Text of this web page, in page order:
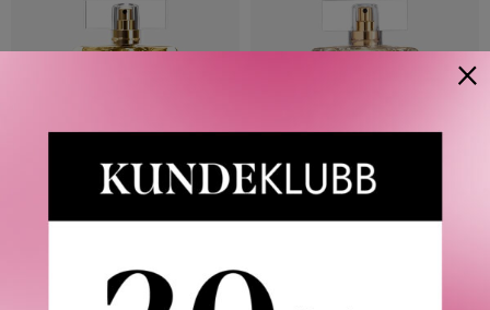
NARCISO RODRIGUEZ
ROSE MUSC EDP INTENSE
ROSE EPICÉE EDP INTENSE
×